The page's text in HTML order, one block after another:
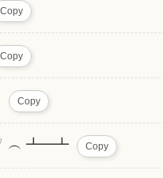
Copy
Copy
Copy
┻━┻ Copy